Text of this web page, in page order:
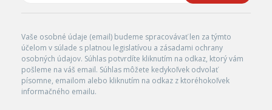
Vaše osobné údaje (email) budeme spracovávať len za týmto
účelom v súlade s platnou legislatívou a zásadami ochrany
osobných údajov. Súhlas potvrdíte kliknutím na odkaz, ktorý vám
pošleme na váš email. Súhlas môžete kedykoľvek odvolať
písomne, emailom alebo kliknutím na odkaz z ktoréhokoľvek
informačného emailu.